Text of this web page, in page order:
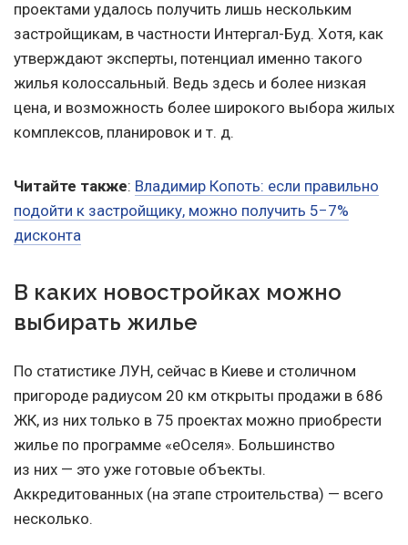
проектами удалось получить лишь нескольким
застройщикам, в частности Интергал-Буд. Хотя, как
утверждают эксперты, потенциал именно такого
жилья колоссальный. Ведь здесь и более низкая
цена, и возможность более широкого выбора жилых
комплексов, планировок и т. д.
Читайте также: Владимир Копоть: если правильно
подойти к застройщику, можно получить 5−7%
дисконта
В каких новостройках можно
выбирать жилье
По статистике ЛУН, сейчас в Киеве и столичном
пригороде радиусом 20 км открыты продажи в 686
ЖК, из них только в 75 проектах можно приобрести
жилье по программе «еОселя». Большинство
из них — это уже готовые объекты.
Аккредитованных (на этапе строительства) — всего
несколько.